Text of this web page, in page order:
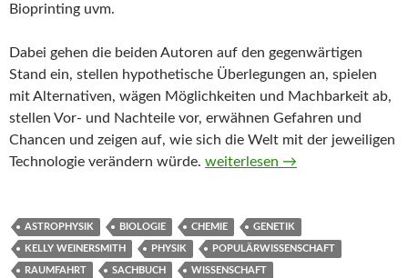
Bioprinting uvm.
Dabei gehen die beiden Autoren auf den gegenwärtigen
Stand ein, stellen hypothetische Überlegungen an, spielen
mit Alternativen, wägen Möglichkeiten und Machbarkeit ab,
stellen Vor- und Nachteile vor, erwähnen Gefahren und
Chancen und zeigen auf, wie sich die Welt mit der jeweiligen
Technologie verändern würde. Bald! von Kelly und Zach
weiterlesen →
ASTROPHYSIK BIOLOGIE CHEMIE GENETIK
KELLY WEINERSMITH PHYSIK POPULÄRWISSENSCHAFT
RAUMFAHRT SACHBUCH WISSENSCHAFT